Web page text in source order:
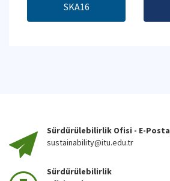
SKA16
Sürdürülebilirlik Ofisi - E-Posta
sustainability@itu.edu.tr
Sürdürülebilirlik